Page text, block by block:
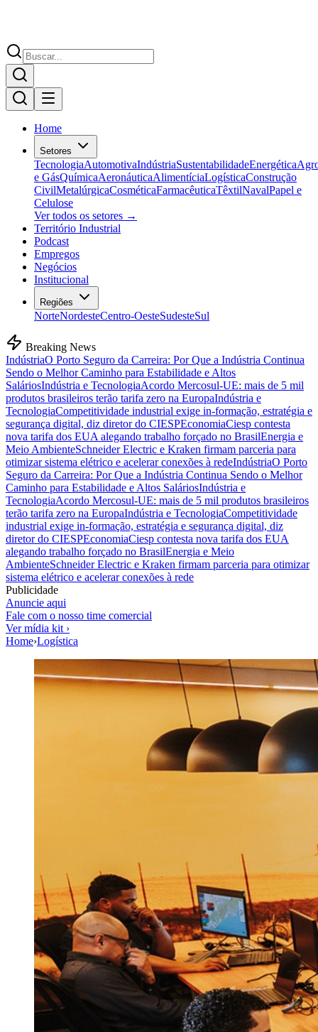
Home
Setores
TecnologiaAutomotivaIndústriaSustentabilidadeEnergética
e GásQuímicaAeronáuticaAlimentíciaLogísticaConstrução
CivilMetalúrgicaCosméticaFarmacêuticaTêxtilNavalPapel e
Celulose
Ver todos os setores →
Território Industrial
Podcast
Empregos
Negócios
Institucional
Regiões
NorteNordesteCentro-OesteSudesteSul
Breaking News
IndústriaO Porto Seguro da Carreira: Por Que a Indústria Continua
Sendo o Melhor Caminho para Estabilidade e Altos
SaláriosIndústria e TecnologiaAcordo Mercosul-UE: mais de 5 mil
produtos brasileiros terão tarifa zero na EuropaIndústria e
TecnologiaCompetitividade industrial exige in-formação, estratégia e
segurança digital, diz diretor do CIESPEconomiaCiesp contesta
nova tarifa dos EUA alegando trabalho forçado no BrasilEnergia e
Meio AmbienteSchneider Electric e Kraken firmam parceria para
otimizar sistema elétrico e acelerar conexões à redeIndústriaO Porto
Seguro da Carreira: Por Que a Indústria Continua Sendo o Melhor
Caminho para Estabilidade e Altos SaláriosIndústria e
TecnologiaAcordo Mercosul-UE: mais de 5 mil produtos brasileiros
terão tarifa zero na EuropaIndústria e TecnologiaCompetitividade
industrial exige in-formação, estratégia e segurança digital, diz
diretor do CIESPEconomiaCiesp contesta nova tarifa dos EUA
alegando trabalho forçado no BrasilEnergia e Meio
AmbienteSchneider Electric e Kraken firmam parceria para otimizar
sistema elétrico e acelerar conexões à rede
Publicidade
Anuncie aqui
Fale com o nosso time comercial
Ver mídia kit ›
Home›Logística